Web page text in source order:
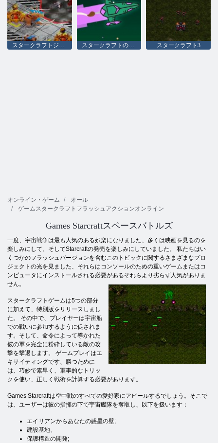
スタークラフトジェム スタークラフトのぬりえ スタークラフト3
オンライン・ゲーム
オール
ゲームスタークラフトフラッシュアクションオンライン
Games Starcraftスペースバトルズ
一度、宇宙戦争は最も人気のある娯楽になりました、多くは映画を見るのを
楽しみにして、そしてStarcraftの発売を楽しみにしていました。 私たちはい
くつかのフラッシュバージョンを含むこのトピックに関するさまざまなプロ
ジェクトの光を見ました、それらはコンソールのための重いゲームまたはコ
ンピュータにインストールされる必要があるそれらより劣らず人気がありま
せん。
スタークラフトゲームは5つの部分
に加えて、特別版をリリースしまし
た。 その中で、プレイヤーは宇宙船
での戦いに参加するように促されま
す。そして、命令によって導かれた
彼の軍を完全に粉砕している敵の攻
撃を撃退します。 ゲームプレイはエ
キサイティングです、勝つために
は、巧妙で素早く、軍事的なトリッ
クを使い、正しく戦術を計算する必要があります。
Games Starcraftは空中戦のすべての愛好家にアピールするでしょう。そこで
は、ユーザーは彼の指揮の下で宇宙艦隊を奪取し、以下を扱います：
エイリアンからあなたの惑星の壁;
建設基地、
保護構造の開発;